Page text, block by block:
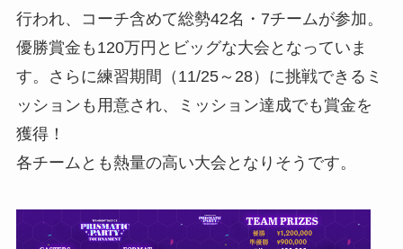
行われ、コーチ含めて総勢42名・7チームが参加。
優勝賞金も120万円とビッグな大会となっていま
す。さらに練習期間（11/25～28）に挑戦できるミ
ッションも用意され、ミッション達成でも賞金を
獲得！
各チームとも熱量の高い大会となりそうです。